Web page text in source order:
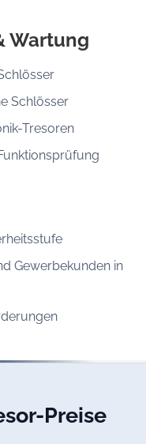
Wartung
Schlösser
Tresoren
Gewerbekunden in
Preise